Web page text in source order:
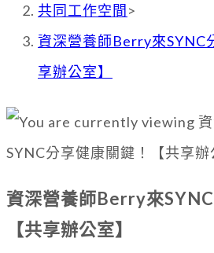
共同工作空間 >
資深營養師Berry來SYNC
享辦公室】
資深營養師Berry來
【共享辦公室】